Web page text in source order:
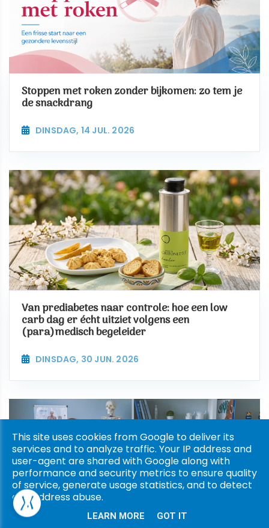
Stoppen met roken zonder bijkomen: zo tem je
de snackdrang
DINSDAG, 14 JUL. 2026
Van prediabetes naar controle: hoe een low
carb dag er écht uitziet volgens een
(para)medisch begeleider
DINSDAG, 30 JUN. 2026
This site uses cookies from Google to deliver its
services and to analyze traffic. Your IP address and
user-agent are shared with Google along with
performance and security metrics to ensure quality
of service, generate usage statistics, and to detect
and address abuse.
LEARN MORE GOT IT